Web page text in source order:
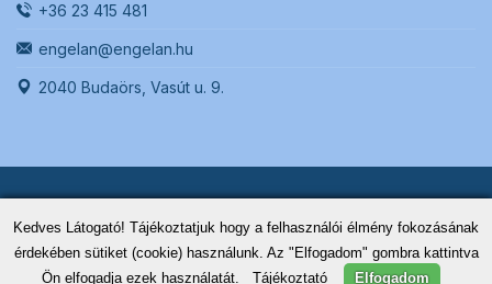
+36 23 415 481
engelan@engelan.hu
2040 Budaörs, Vasút u. 9.
© 2021 Engelan - Hellas Kft
Legal notice
Created by:
Kedves Látogató! Tájékoztatjuk hogy a felhasználói élmény fokozásának
érdekében sütiket (cookie) használunk. Az "Elfogadom" gombra kattintva
Ön elfogadja ezek használatát. Tájékoztató Elfogadom